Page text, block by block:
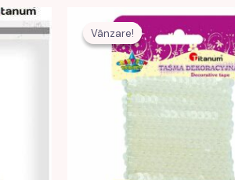
Vânzare!
Vânzare!
Prețul
inițial
a
fost:
10,00 MDL.
Prețul
curent
este:
6,00